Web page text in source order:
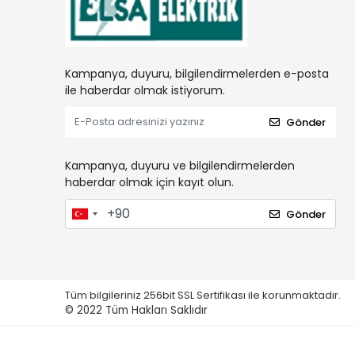
Kampanya, duyuru, bilgilendirmelerden e-posta
ile haberdar olmak istiyorum.
Gönder
Kampanya, duyuru ve bilgilendirmelerden
haberdar olmak için kayıt olun.
Gönder
Tüm bilgileriniz 256bit SSL Sertifikası ile korunmaktadır.
© 2022 Tüm Hakları Saklıdır